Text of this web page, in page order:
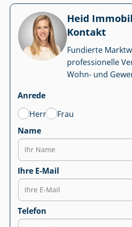
Heid
Kontakt
Fundierte
professionelle
Wohn- und
Anrede
Herr
Frau
Name
Ihre E-Mail
Telefon